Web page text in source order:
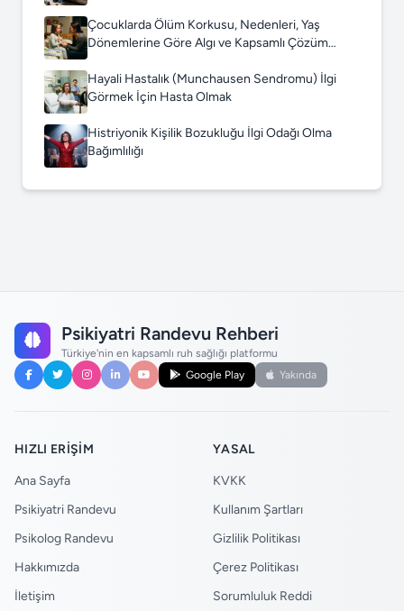
Çocuklarda Ölüm Korkusu, Nedenleri, Yaş
Dönemlerine Göre Algı ve Kapsamlı Çözüm
Hayali Hastalık (Munchausen Sendromu) İlgi
Görmek İçin Hasta Olmak
Histriyonik Kişilik Bozukluğu İlgi Odağı Olma
Bağımlılığı
Psikiyatri Randevu Rehberi
Türkiye'nin en kapsamlı ruh sağlığı platformu
Google Play
Yakında
HIZLI ERIŞIM
Ana Sayfa
Psikiyatri Randevu
Psikolog Randevu
Hakkımızda
İletişim
YASAL
KVKK
Kullanım Şartları
Gizlilik Politikası
Çerez Politikası
Sorumluluk Reddi